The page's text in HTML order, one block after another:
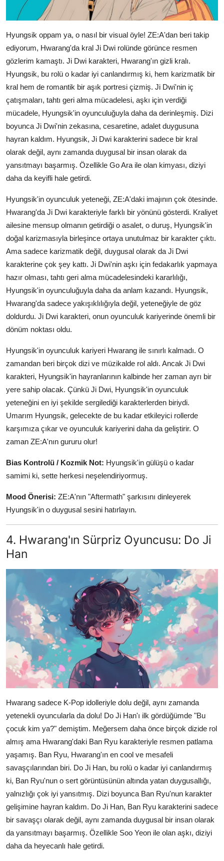
Hyungsik oppam ya, o nasıl bir visual öyle! ZE:A'dan beri takip
ediyorum, Hwarang'da kral Ji Dwi rolünde görünce resmen
gözlerim kamaştı. Ji Dwi karakteri, Hwarang'ın gizli kralı.
Hyungsik, bu rolü o kadar iyi canlandırmış ki, hem karizmatik bir
kral hem de romantik bir aşık portresi çizmiş. Ji Dwi'nin iç
çatışmaları, tahtı geri alma mücadelesi, aşkı için verdiği
mücadele, Hyungsik'in oyunculuğuyla daha da derinleşmiş. Dizi
boyunca Ji Dwi'nin zekasına, cesaretine, adalet duygusuna
hayran kaldım. Hyungsik, Ji Dwi karakterini sadece bir kral
olarak değil, aynı zamanda duygusal bir insan olarak da
yansıtmayı başarmış. Özellikle Go Ara ile olan kimyası, diziyi
daha da keyifli hale getirdi.
Hyungsik'in oyunculuk yeteneği, ZE:A'daki imajının çok ötesinde.
Hwarang'da Ji Dwi karakteriyle farklı bir yönünü gösterdi. Kraliyet
ailesine mensup olmanın getirdiği o asalet, o duruş, Hyungsik'in
doğal karizmasıyla birleşince ortaya unutulmaz bir karakter çıktı.
Ama sadece karizmatik değil, duygusal olarak da Ji Dwi
karakterine çok şey kattı. Ji Dwi'nin aşkı için fedakarlık yapmaya
hazır olması, tahtı geri alma mücadelesindeki kararlılığı,
Hyungsik'in oyunculuğuyla daha da anlam kazandı. Hyungsik,
Hwarang'da sadece yakışıklılığıyla değil, yeteneğiyle de göz
doldurdu. Ji Dwi karakteri, onun oyunculuk kariyerinde önemli bir
dönüm noktası oldu.
Hyungsik'in oyunculuk kariyeri Hwarang ile sınırlı kalmadı. O
zamandan beri birçok dizi ve müzikalde rol aldı. Ancak Ji Dwi
karakteri, Hyungsik'in hayranlarının kalbinde her zaman ayrı bir
yere sahip olacak. Çünkü Ji Dwi, Hyungsik'in oyunculuk
yeteneğini en iyi şekilde sergilediği karakterlerden biriydi.
Umarım Hyungsik, gelecekte de bu kadar etkileyici rollerde
karşımıza çıkar ve oyunculuk kariyerini daha da geliştirir. O
zaman ZE:A'nın gururu olur!
Bias Kontrolü / Kozmik Not: Hyungsik'in gülüşü o kadar
samimi ki, sette herkesi neşelendiriyormuş.
Mood Önerisi: ZE:A'nın "Aftermath" şarkısını dinleyerek
Hyungsik'in o duygusal sesini hatırlayın.
4. Hwarang'ın Sürpriz Oyuncusu: Do Ji
Han
Hwarang sadece K-Pop idolleriyle dolu değil, aynı zamanda
yetenekli oyuncularla da dolu! Do Ji Han'ı ilk gördüğümde "Bu
çocuk kim ya?" demiştim. Meğersem daha önce birçok dizide rol
almış ama Hwarang'daki Ban Ryu karakteriyle resmen patlama
yaşamış. Ban Ryu, Hwarang'ın en cool ve mesafeli
savaşçılarından biri. Do Ji Han, bu rolü o kadar iyi canlandırmış
ki, Ban Ryu'nun o sert görüntüsünün altında yatan duygusallığı,
yalnızlığı çok iyi yansıtmış. Dizi boyunca Ban Ryu'nun karakter
gelişimine hayran kaldım. Do Ji Han, Ban Ryu karakterini sadece
bir savaşçı olarak değil, aynı zamanda duygusal bir insan olarak
da yansıtmayı başarmış. Özellikle Soo Yeon ile olan aşkı, diziyi
daha da heyecanlı hale getirdi.